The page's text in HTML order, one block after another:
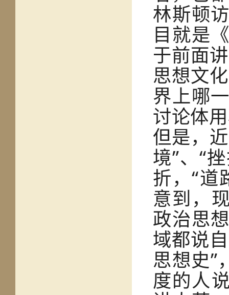
林斯顿
目就是
于前面
思想文
界上哪
讨论体
但是，
境”、“
折，“道
意到，
政治思
域都说
思想史”
度的人